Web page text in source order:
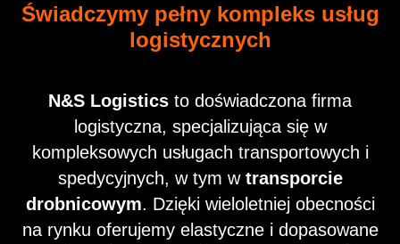
Świadczymy pełny kompleks usług
logistycznych
N&S Logistics to doświadczona firma
logistyczna, specjalizująca się w
kompleksowych usługach transportowych i
spedycyjnych, w tym w transporcie
drobnicowym. Dzięki wieloletniej obecności
na rynku oferujemy elastyczne i dopasowane